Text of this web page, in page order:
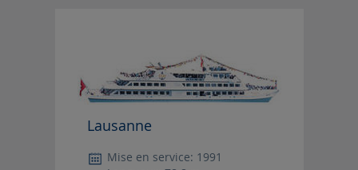
Lausanne
Mise en service: 1991